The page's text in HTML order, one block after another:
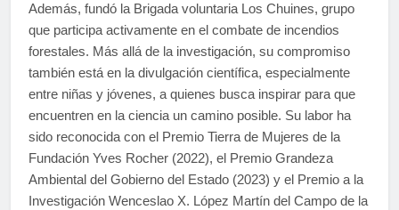
Además, fundó la Brigada voluntaria Los Chuines, grupo
que participa activamente en el combate de incendios
forestales. Más allá de la investigación, su compromiso
también está en la divulgación científica, especialmente
entre niñas y jóvenes, a quienes busca inspirar para que
encuentren en la ciencia un camino posible. Su labor ha
sido reconocida con el Premio Tierra de Mujeres de la
Fundación Yves Rocher (2022), el Premio Grandeza
Ambiental del Gobierno del Estado (2023) y el Premio a la
Investigación Wenceslao X. López Martín del Campo de la